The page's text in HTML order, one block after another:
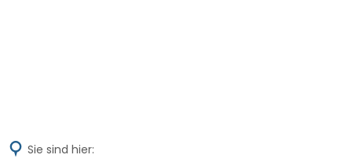
Sie sind hier: